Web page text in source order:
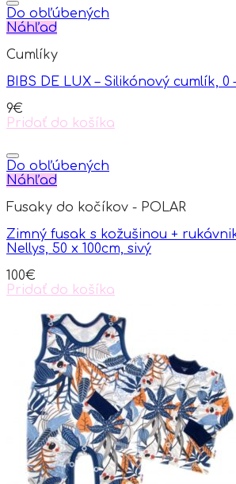
Do obľúbených
Náhľad
Cumlíky
BIBS DE LUX – Silikónový cumlík, 0
9€
Pridať do košíka
Do obľúbených
Náhľad
Fusaky do kočíkov - POLAR
Zimný fusak s kožušinou +
Nellys, 50 x 100cm, sivý
100€
Pridať do košíka